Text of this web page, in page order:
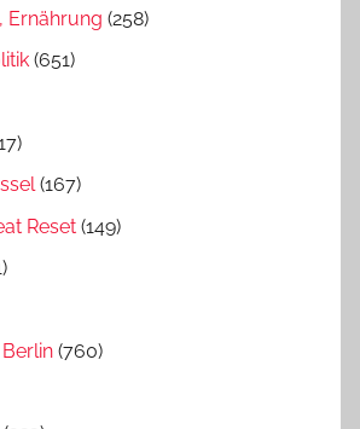
Ernährung (258)
(651)
(167)
Reset (149)
(760)